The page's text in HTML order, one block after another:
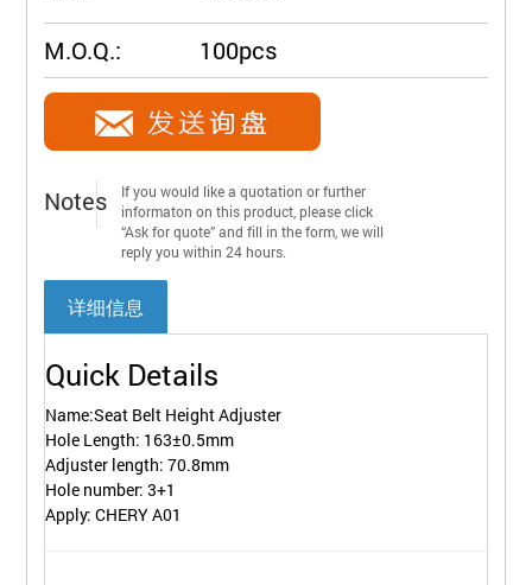
M.O.Q.: 100pcs
Notes
If you would like a quotation or further
informaton on this product, please click
“Ask for quote” and fill in the form, we will
reply you within 24 hours.
详细信息
Quick Details
Name:Seat Belt Height Adjuster
Hole Length: 163±0.5mm
Adjuster length: 70.8mm
Hole number: 3+1
Apply: CHERY A01